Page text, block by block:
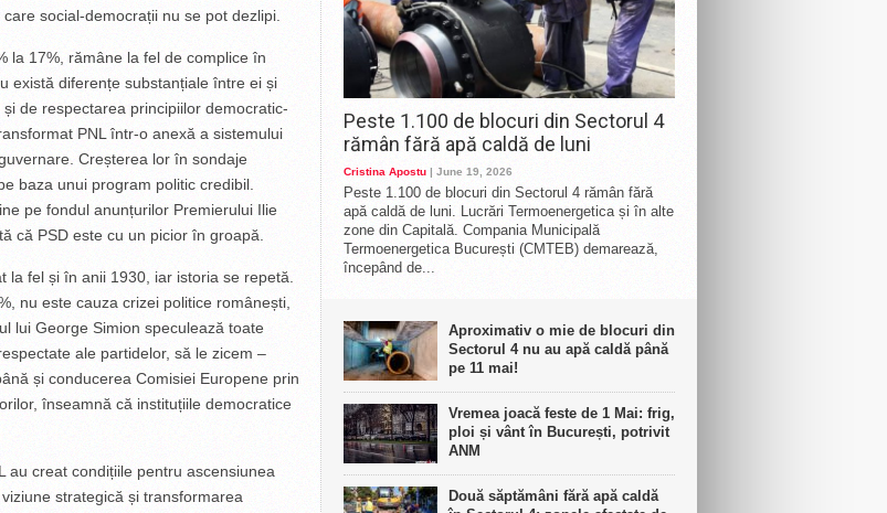
social-democrații nu se pot dezlipi.
la 17%, rămâne la fel de complice în
există diferențe substanțiale între ei și
de respectarea principiilor democratic-
PNL într-o anexă a sistemului
Creșterea lor în sondaje
baza unui program politic credibil.
pe fondul anunțurilor Premierului Ilie
că PSD este cu un picior în groapă.
fel și în anii 1930, iar istoria se repetă.
nu este cauza crizei politice românești,
lui George Simion speculează toate
ale partidelor, să le zicem –
și conducerea Comisiei Europene prin
înseamnă că instituțiile democratice
au creat condițiile pentru ascensiunea
strategică și transformarea
Peste 1.100 de blocuri din Sectorul 4
rămân fără apă caldă de luni
Cristina Apostu | June 19, 2026
Peste 1.100 de blocuri din Sectorul 4 rămân fără
apă caldă de luni. Lucrări Termoenergetica și în alte
zone din Capitală. Compania Municipală
Termoenergetica București (CMTEB) demarează,
începând de...
Aproximativ o mie de blocuri din
Sectorul 4 nu au apă caldă până
pe 11 mai!
Vremea joacă feste de 1 Mai: frig,
ploi și vânt în București, potrivit
ANM
Două săptămâni fără apă caldă